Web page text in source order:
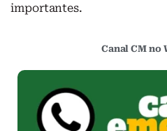
importantes.
Canal CM no